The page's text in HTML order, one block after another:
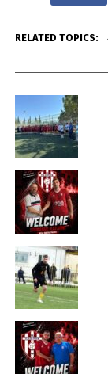
RELATED TOPICS: